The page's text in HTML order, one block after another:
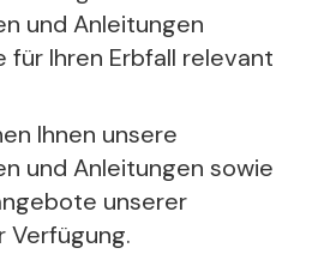
und Anleitungen
für Ihren Erbfall relevant
Ihnen unsere
und Anleitungen sowie
unserer
Verfügung.